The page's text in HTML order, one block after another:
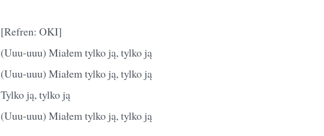
[Refren: OKI]
(Uuu-uuu) Miałem tylko ją, tylko ją
(Uuu-uuu) Miałem tylko ją, tylko ją
Tylko ją, tylko ją
(Uuu-uuu) Miałem tylko ją, tylko ją